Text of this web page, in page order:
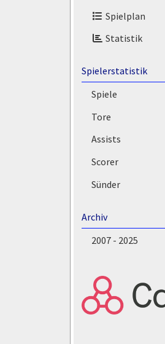
Spielplan
Statistik
Spielerstatistik
Spiele
Tore
Assists
Scorer
Sünder
Archiv
2007 - 2025